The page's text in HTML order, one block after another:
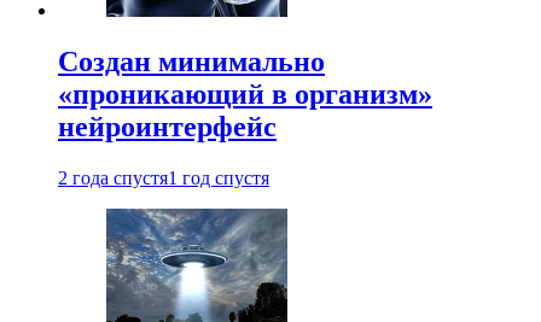
Создан минимально
«проникающий в организм»
нейроинтерфейс
2 года спустя1 год спустя